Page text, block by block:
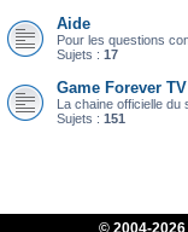
Aide
Pour les questions
Sujets : 17
Game Forever TV
La chaine officielle du
Sujets : 151